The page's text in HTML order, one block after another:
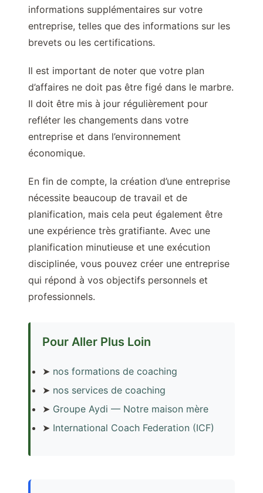
informations supplémentaires sur votre
entreprise, telles que des informations sur les
brevets ou les certifications.
Il est important de noter que votre plan
d’affaires ne doit pas être figé dans le marbre.
Il doit être mis à jour régulièrement pour
refléter les changements dans votre
entreprise et dans l’environnement
économique.
En fin de compte, la création d’une entreprise
nécessite beaucoup de travail et de
planification, mais cela peut également être
une expérience très gratifiante. Avec une
planification minutieuse et une exécution
disciplinée, vous pouvez créer une entreprise
qui répond à vos objectifs personnels et
professionnels.
Pour Aller Plus Loin
➤ nos formations de coaching
➤ nos services de coaching
➤ Groupe Aydi — Notre maison mère
➤ International Coach Federation (ICF)